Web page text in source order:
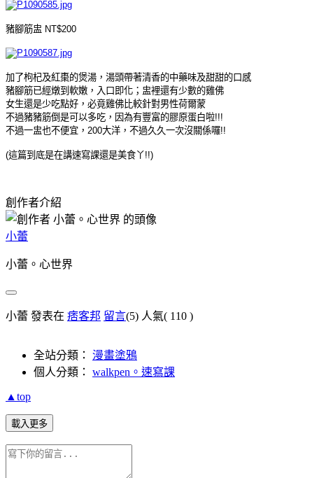
豬腳筋盅 NT$200
加了枸杞及紅棗的煲湯，湯頭帶著清香的中藥味及甜甜的口感
豬腳筋已經燉到軟嫩，入口即化；盅裡還有少數的雞佛
女生還是少吃點好，必竟雞佛比較針對男性荷爾蒙
不過豬豬筋倒是可以多吃，因為有豐富的膠原蛋白啦!!!
不過一盅也不便宜，200大洋，不過久久一次沒關係囉!!
(這篇到底是在講速寫課還是美食丫!!)
創作者介紹
小蕾
小蕾。心世界
小蕾 發表在 痞客邦 留言(5) 人氣( 110 )
全站分類： 漫畫塗鴉
個人分類： walkpen。速寫課
▲top
載入更多